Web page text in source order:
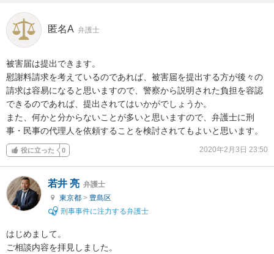
匿名A 弁護士
被害届は提出できます。
慰謝料請求を考えているのであれば、被害届を提出する方が後々の
請求は容易になると思いますので、警察から説明された負担を容認
できるのであれば、提出されてはいかがでしょうか。
また、何かと分からないことが多いと思いますので、弁護士に刑
事・民事の代理人を依頼することを検討されてもよいと思います。
役に立った 0 2020年2月3日 23:50
若井 亮 弁護士
東京都 > 豊島区
刑事事件に注力する弁護士
はじめまして。
ご相談内容を拝見しました。